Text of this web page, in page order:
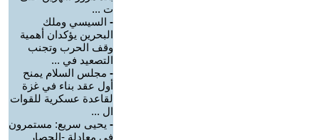
ت ...
- السيسي وملك
البحرين يؤكدان أهمية
وقف الحرب وتجنب
التصعيد في ...
- مجلس السلام يمنح
أول عقد بناء في غزة
لقاعدة عسكرية للقوات
ال ...
- يحيى سريع: مستمرون
في معادلة -الحصار